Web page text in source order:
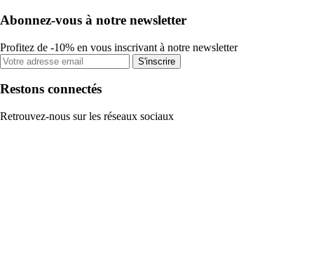
Abonnez-vous à notre newsletter
Profitez de -10% en vous inscrivant à notre newsletter
S'inscrire
Restons connectés
Retrouvez-nous sur les réseaux sociaux